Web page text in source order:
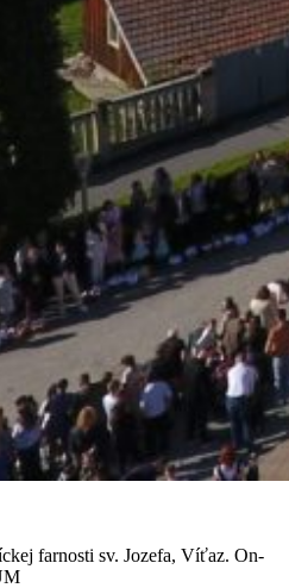
farnosti sv. Jozefa, Víťaz. On-